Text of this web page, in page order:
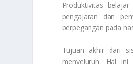
Produktivitas
pengajaran dan
berpegangan pada
Tujuan akhir dari
menyeluruh. Hal